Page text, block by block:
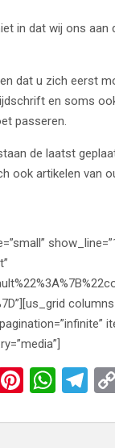
in dat wij ons aan
dat u zich eerst
en soms
passeren.
de laatst
ook artikelen van
Pi
er
W
at
T
e